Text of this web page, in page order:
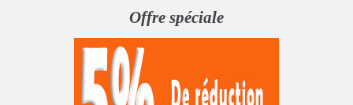
Offre spéciale